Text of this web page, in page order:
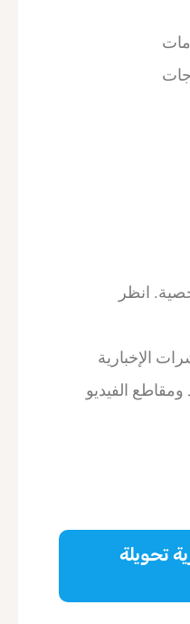
انظر
الإخبارية
ومقاطع الفيديو
تحويلة